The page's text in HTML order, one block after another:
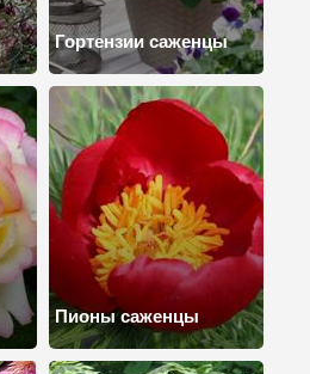
Гортензии саженцы
Пионы саженцы